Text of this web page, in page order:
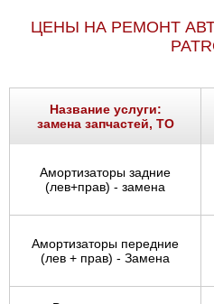
ЦЕНЫ НА РЕМОНТ
Название услуги:
замена запчастей, ТО
Амортизаторы задние
(лев+прав) - замена
Амортизаторы передние
(лев + прав) - Замена